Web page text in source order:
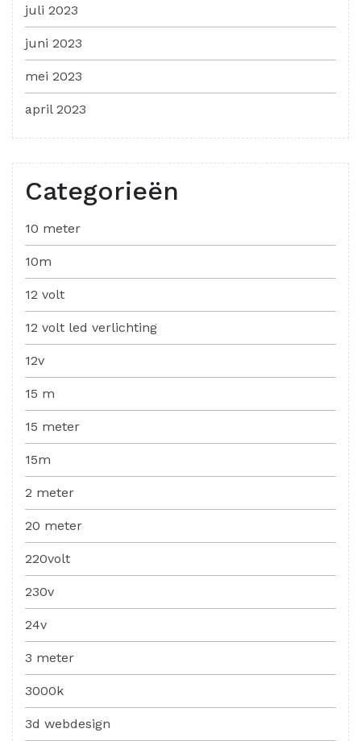
juli 2023
juni 2023
mei 2023
april 2023
Categorieën
10 meter
10m
12 volt
12 volt led verlichting
12v
15 m
15 meter
15m
2 meter
20 meter
220volt
230v
24v
3 meter
3000k
3d webdesign